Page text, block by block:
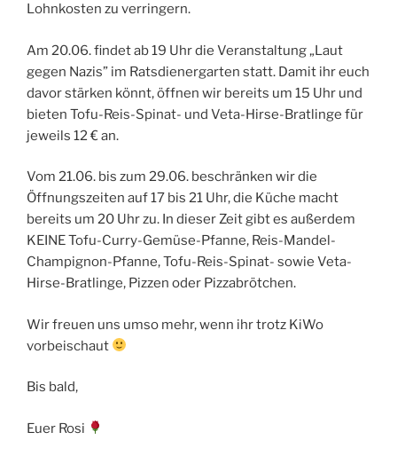
Lohnkosten zu verringern.
Am 20.06. findet ab 19 Uhr die Veranstaltung „Laut
gegen Nazis” im Ratsdienergarten statt. Damit ihr euch
davor stärken könnt, öffnen wir bereits um 15 Uhr und
bieten Tofu-Reis-Spinat- und Veta-Hirse-Bratlinge für
jeweils 12 € an.
Vom 21.06. bis zum 29.06. beschränken wir die
Öffnungszeiten auf 17 bis 21 Uhr, die Küche macht
bereits um 20 Uhr zu. In dieser Zeit gibt es außerdem
KEINE Tofu-Curry-Gemüse-Pfanne, Reis-Mandel-
Champignon-Pfanne, Tofu-Reis-Spinat- sowie Veta-
Hirse-Bratlinge, Pizzen oder Pizzabrötchen.
Wir freuen uns umso mehr, wenn ihr trotz KiWo
vorbeischaut
Bis bald,
Euer Rosi